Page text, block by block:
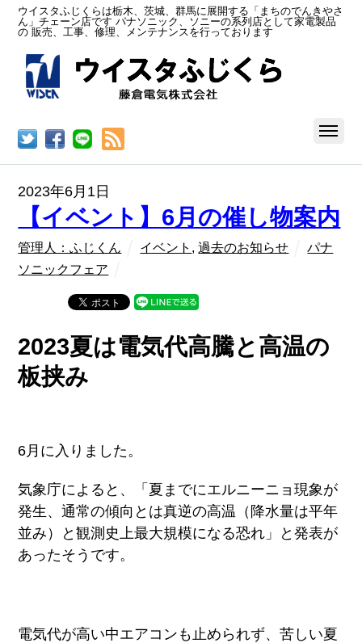
ウイスタふじくらは栃木、茨城、群馬に展開する「まちのでんきやさ
ん」チェーン店です パナソニック、ソニーの系列店として家電製品
の 販売、工事、修理、メンテナンスを行っております
2023年6月1日
【イベント】6月の催し物案内
管理人：ふじくん イベント ,過去のお知らせ
パナ
ソニックフェア
2023夏は電気代高騰と高温の
板挟み
6月に入りました。
気象庁によると、「夏までにエルニーニョ現象が
発生、通常の傾向とは真逆の高温（降水量は平年
並み）と観測史上最大規模になる恐れ」と発表が
あったそうです。
電気代が高い中エアコンも止められず、苦しい夏